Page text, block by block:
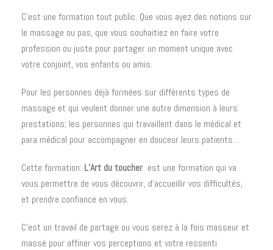
C’est une formation tout public. Que vous ayez des notions sur
le massage ou pas, que vous souhaitiez en faire votre
profession ou juste pour partager un moment unique avec
votre conjoint, vos enfants ou amis.
Pour les personnes déjà formées sur différents types de
massage et qui veulent donner une autre dimension à leurs
prestations; les personnes qui travaillent dans le médical et
para médical pour accompagner en douceur leurs patients…
Cette formation: L’Art du toucher est une formation qui va
vous permettre de vous découvrir, d’accueillir vos difficultés,
et prendre confiance en vous.
C’est un travail de partage ou vous serez à la fois masseur et
massé pour affiner vos perceptions et votre ressenti.